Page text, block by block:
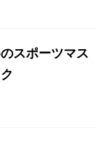
スポーツマス